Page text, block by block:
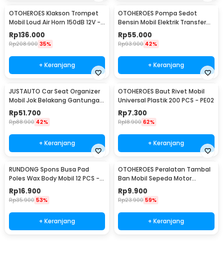
OTOHEROES Klakson Trompet
Mobil Loud Air Horn 150dB 12V -
JD4001
Rp136.000
Rp208.900 35%
+ Keranjang
OTOHEROES Pompa Sedot
Bensin Mobil Elektrik Transfer
Pump 38mm DC 12V - CT-14
Rp55.000
Rp93.900 42%
+ Keranjang
JUSTAUTO Car Seat Organizer
Mobil Jok Belakang Gantungan
Barang Tisu - Z-354
Rp51.700
Rp88.900 42%
+ Keranjang
OTOHEROES Baut Rivet Mobil
Universal Plastik 200 PCS - PE02
Rp7.300
Rp18.900 62%
+ Keranjang
RUNDONG Spons Busa Pad
Poles Wax Body Mobil 12 PCS -
R2010
Rp16.900
Rp35.900 53%
+ Keranjang
OTOHEROES Peralatan Tambal
Ban Mobil Sepeda Motor
Tubeless - KBTB02
Rp9.900
Rp23.900 59%
+ Keranjang